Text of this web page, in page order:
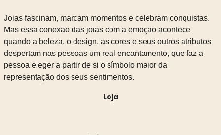
Joias fascinam, marcam momentos e celebram conquistas.
Mas essa conexão das joias com a emoção acontece
quando a beleza, o design, as cores e seus outros atributos
despertam nas pessoas um real encantamento, que faz a
pessoa eleger a partir de si o símbolo maior da
representação dos seus sentimentos.
Loja